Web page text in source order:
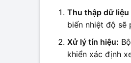
Thu thập dữ liệu
biến nhiệt độ sẽ
Xử lý tín hiệu:
khiển xác định